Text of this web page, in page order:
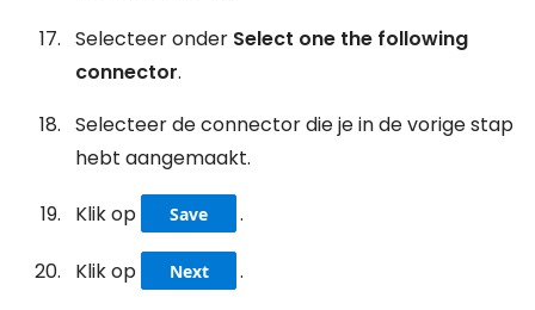
Selecteer onder Select one the following
connector.
Selecteer de connector die je in de vorige stap
hebt aangemaakt.
Klik op Save .
Klik op Next
.